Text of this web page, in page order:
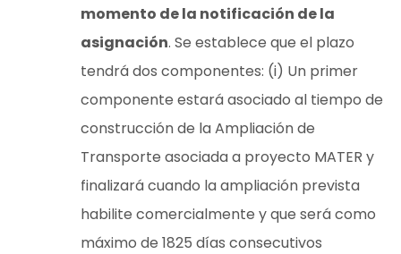
momento de la notificación de la
asignación. Se establece que el plazo
tendrá dos componentes: (i) Un primer
componente estará asociado al tiempo de
construcción de la Ampliación de
Transporte asociada a proyecto MATER y
finalizará cuando la ampliación prevista
habilite comercialmente y que será como
máximo de 1825 días consecutivos